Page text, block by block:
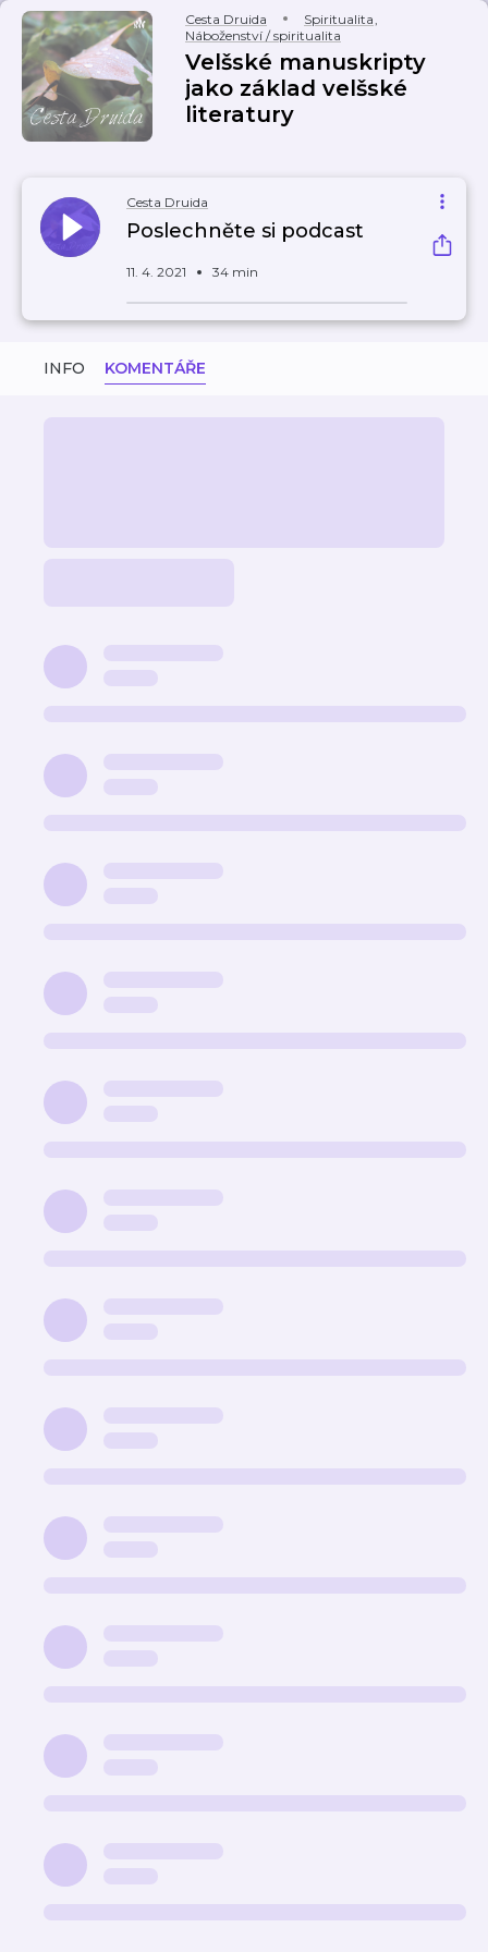
Cesta Druida Spiritualita,
Náboženství / spiritualita
Velšské manuskripty
jako základ velšské
literatury
Cesta Druida
Poslechněte si podcast
11. 4. 2021 34 min
INFO KOMENTÁŘE